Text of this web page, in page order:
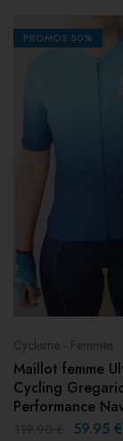
PROMOS 50%
Cyclisme - Femmes
Maillot femme
Cycling
Performance
59.95 €